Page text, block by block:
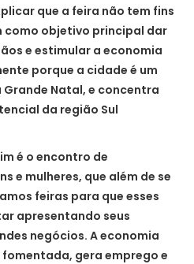
que a feira não tem fins
como objetivo principal dar
e estimular a economia
porque a cidade é um
Natal, e concentra
da região Sul
é o encontro de
e mulheres, que além de se
feiras para que esses
apresentando seus
negócios. A economia
fomentada, gera emprego e